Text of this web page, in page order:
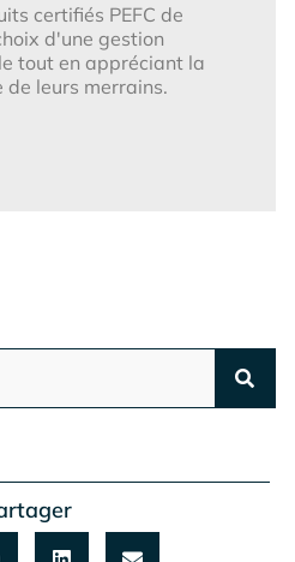
certifiés PEFC de
d'une gestion
tout en appréciant la
leurs merrains.